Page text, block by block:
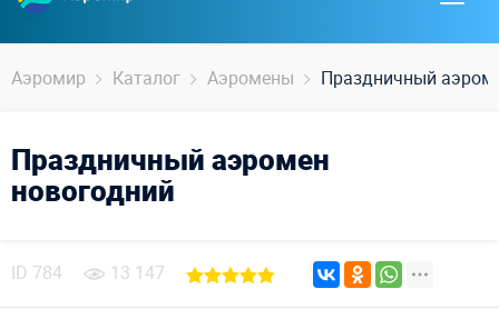
Аэромир Каталог Аэромены Праздничный
Праздничный аэромен
новогодний
ID 784 13 147